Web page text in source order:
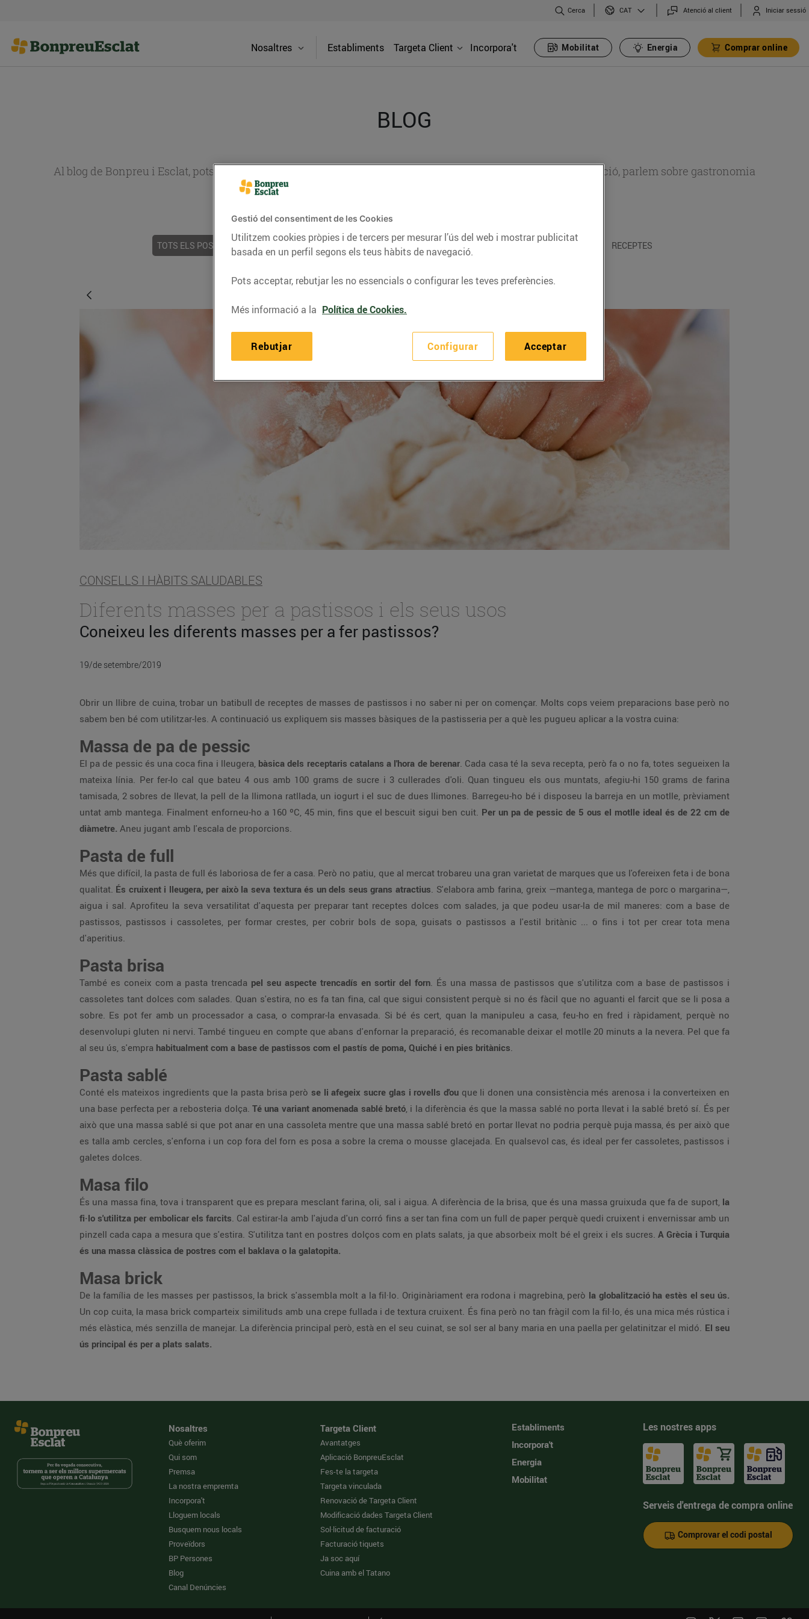
Cerca CAT Atenció al client Iniciar sessió
Nosaltres Establiments Targeta Client Incorpora't Mobilitat Energia Comprar online
BLOG
Al blog de Bonpreu i Esclat, pots trobar receptes, consells nutricionals, informació d’actualitat sobre alimentació, parlem sobre gastronomia
TOTS ELS POSTS ACTUALITAT CONSELLS I HÀBITS SALUDABLES ENERGIA GASTRONOMIA I TRADICIONS RECEPTES
CONSELLS I HÀBITS SALUDABLES
Diferents masses per a pastissos i els seus usos
Coneixeu les diferents masses per a fer pastissos?
19/de setembre/2019
Obrir un llibre de cuina, trobar un batibull de receptes de masses de pastissos i no saber ni per on començar. Molts cops veiem preparacions base però no
sabem ben bé com utilitzar-les. A continuació us expliquem sis masses bàsiques de la pastisseria per a què les pugueu aplicar a la vostra cuina:
Massa de pa de pessic
El pa de pessic és una coca fina i lleugera, bàsica dels receptaris catalans a l'hora de berenar. Cada casa té la seva recepta, però fa o no fa, totes segueixen la
mateixa línia. Per fer-lo cal que bateu 4 ous amb 100 grams de sucre i 3 cullerades d'oli. Quan tingueu els ous muntats, afegiu-hi 150 grams de farina
tamisada, 2 sobres de llevat, la pell de la llimona ratllada, un iogurt i el suc de dues llimones. Barregeu-ho bé i disposeu la barreja en un motlle, prèviament
untat amb mantega. Finalment enforneu-ho a 160 ºC, 45 min, fins que el bescuit sigui ben cuit. Per un pa de pessic de 5 ous el motlle ideal és de 22 cm de
diàmetre. Aneu jugant amb l'escala de proporcions.
Pasta de full
Més que difícil, la pasta de full és laboriosa de fer a casa. Però no patiu, que al mercat trobareu una gran varietat de marques que us l'ofereixen feta i de bona
qualitat. És cruixent i lleugera, per això la seva textura és un dels seus grans atractius. S'elabora amb farina, greix —mantega, mantega de porc o margarina—,
aigua i sal. Aprofiteu la seva versatilitat d'aquesta per preparar tant receptes dolces com salades, ja que podeu usar-la de mil maneres: com a base de
pastissos, pastissos i cassoletes, per formar crestes, per cobrir bols de sopa, guisats o pastissos a l'estil britànic ... o fins i tot per crear tota mena
d'aperitius.
Pasta brisa
També es coneix com a pasta trencada pel seu aspecte trencadís en sortir del forn. És una massa de pastissos que s'utilitza com a base de pastissos i
cassoletes tant dolces com salades. Quan s'estira, no es fa tan fina, cal que sigui consistent perquè si no és fàcil que no aguanti el farcit que se li posa a
sobre. Es pot fer amb un processador a casa, o comprar-la envasada. Si bé és cert, quan la manipuleu a casa, feu-ho en fred i ràpidament, perquè no
desenvolupi gluten ni nervi. També tingueu en compte que abans d'enfornar la preparació, és recomanable deixar el motlle 20 minuts a la nevera. Pel que fa
al seu ús, s'empra habitualment com a base de pastissos com el pastís de poma, Quiché i en pies britànics.
Pasta sablé
Conté els mateixos ingredients que la pasta brisa però se li afegeix sucre glas i rovells d'ou que li donen una consistència més arenosa i la converteixen en
una base perfecta per a rebosteria dolça. Té una variant anomenada sablé bretó, i la diferència és que la massa sablé no porta llevat i la sablé bretó sí. És per
això que una massa sablé si que pot anar en una cassoleta mentre que una massa sablé bretó en portar llevat no podria perquè puja massa, és per això que
es talla amb cercles, s'enforna i un cop fora del forn es posa a sobre la crema o mousse glacejada. En qualsevol cas, és ideal per fer cassoletes, pastissos i
galetes dolces.
Masa filo
És una massa fina, tova i transparent que es prepara mesclant farina, oli, sal i aigua. A diferència de la brisa, que és una massa gruixuda que fa de suport, la
fi·lo s'utilitza per embolicar els farcits. Cal estirar-la amb l'ajuda d'un corró fins a ser tan fina com un full de paper perquè quedi cruixent i envernissar amb un
pinzell cada capa a mesura que s'estira. S'utilitza tant en postres dolços com en plats salats, ja que absorbeix molt bé el greix i els sucres. A Grècia i Turquia
és una massa clàssica de postres com el baklava o la galatopita.
Masa brick
De la família de les masses per pastissos, la brick s'assembla molt a la fil·lo. Originàriament era rodona i magrebina, però la globalització ha estès el seu ús.
Un cop cuita, la masa brick comparteix similituds amb una crepe fullada i de textura cruixent. És fina però no tan fràgil com la fil·lo, és una mica més rústica i
més elàstica, més senzilla de manejar. La diferència principal però, està en el seu cuinat, se sol ser al bany maria en una paella per gelatinitzar el midó. El seu
ús principal és per a plats salats.
Nosaltres
Què oferim
Qui som
Premsa
La nostra empremta
Incorpora't
Lloguem locals
Busquem nous locals
Proveïdors
BP Persones
Blog
Canal Denúncies
Targeta Client
Avantatges
Aplicació BonpreuEsclat
Fes-te la targeta
Targeta vinculada
Renovació de Targeta Client
Modificació dades Targeta Client
Sol·licitud de facturació
Facturació tiquets
Ja soc aquí
Cuina amb el Tatano
Establiments
Incorpora't
Energia
Mobilitat
Les nostres apps
Serveis d'entrega de compra online
Comprovar el codi postal
Gestió del consentiment de les Cookies
Utilitzem cookies pròpies i de tercers per mesurar l’ús del web i mostrar publicitat
basada en un perfil segons els teus hàbits de navegació.
Pots acceptar, rebutjar les no essencials o configurar les teves preferències.
Més informació a la Política de Cookies.
Configurar
Rebutjar Acceptar